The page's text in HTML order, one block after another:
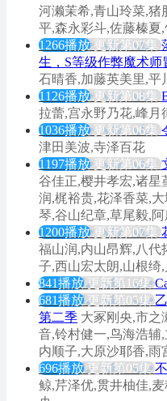
河濑茉希,青山玲菜,猪
平,森永彩斗,佐藤榛夏
1266播放 更新第07集
生，S等级作弊魔术师
石晴香,加藤英美里,平
1126播放 更新第08集
拉蕾,宫永野乃花,峰月
1036播放 更新第06集
津田美波,寺泽百花
1197播放 更新第06集
谷佳正,樱井孝宏,诸星
润,梶裕贵,花泽香菜,
琴,谷山纪章,草尾毅,
1200播放 更新第07集
福山润,内山昂辉,八代
子,西山宏太朗,山根绮
841播放 更新第16集
681播放 更新第05集
第二季 大冢刚央,市之
音,铃村健一,鸟海浩辅
内顺子,大原沙耶香,雨
696播放 更新第05集
鲸,芹泽优,贯井柚佳,